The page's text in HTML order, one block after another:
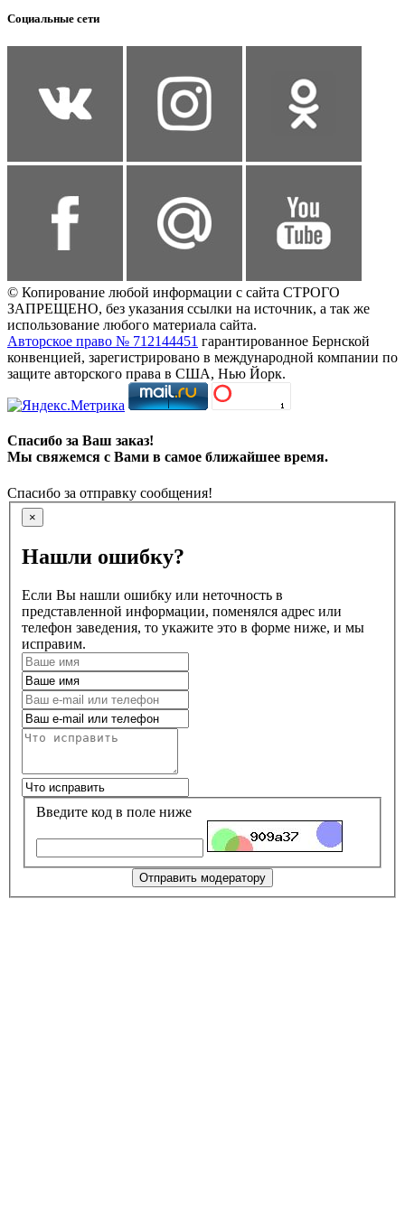
Социальные сети
© Копирование любой информации с сайта СТРОГО
ЗАПРЕЩЕНО, без указания ссылки на источник, а так же
использование любого материала сайта.
Авторское право № 712144451 гарантированное Бернской
конвенцией, зарегистрировано в международной компании по
защите авторского права в США, Нью Йорк.
Спасибо за Ваш заказ!
Мы свяжемся с Вами в самое ближайшее время.
Спасибо за отправку сообщения!
×
Нашли ошибку?
Если Вы нашли ошибку или неточность в
представленной информации, поменялся адрес или
телефон заведения, то укажите это в форме ниже, и мы
исправим.
Введите код в поле ниже
Отправить модератору